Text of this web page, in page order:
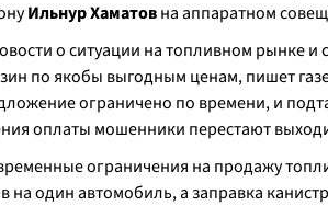
Ильнур Хаматовна аппаратном
о ситуации на топливном рынке и
по якобы выгодным ценам, пишет
ограничено по времени, и
оплаты мошенники перестают
ограничения на продажу
на один автомобиль, а заправка